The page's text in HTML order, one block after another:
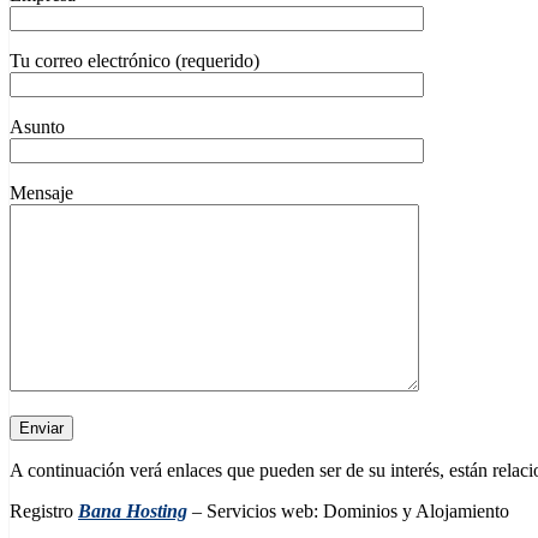
Tu correo electrónico (requerido)
Asunto
Mensaje
A continuación verá enlaces que pueden ser de su interés, están
Registro Bana Hosting – Servicios web: Dominios y Alojamiento